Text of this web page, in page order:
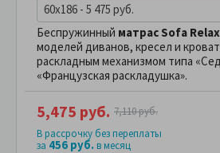
60x186 - 5 475 руб.
Беспружинный матрас Sofa Relax
моделей диванов, кресел и
раскладным механизмом типа
«Французская раскладушка».
5,475 руб. 7,110 руб.
В рассрочку без переплаты
за 456 руб.в месяц